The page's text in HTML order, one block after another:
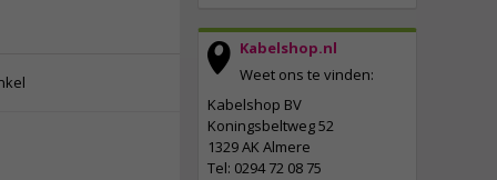
Kabelshop.nl
Weet ons te vinden:
Kabelshop BV
Koningsbeltweg 52
1329 AK Almere
Tel: 0294 72 08 75